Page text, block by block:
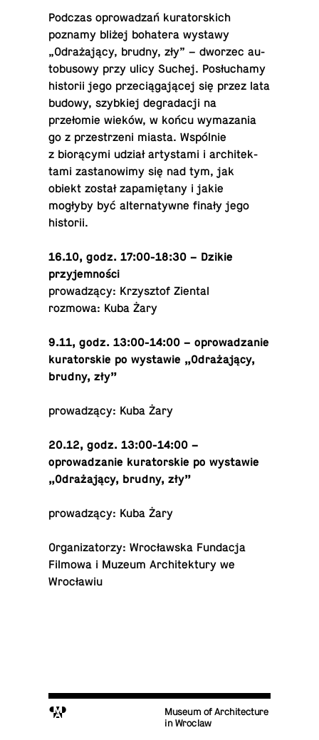
Podczas oprowadzań ku­ra­tors­kich
poznamy bliżej bo­hat­era wystawy
„Odrażający, brudny, zły” – dworzec au­
to­bu­sowy przy ulicy Suchej. Posłuchamy
his­torii jego przeciągającej się przez lata
budowy, szy­bkiej degradacji na
przełomie wieków, w końcu wymaza­nia
go z przestrzeni miasta. Wspólnie
z biorącymi udział artys­tami i ar­chitek­
tami za­s­tanow­imy się nad tym, jak
obiekt został zapamiętany i jakie
mogłyby być al­ter­naty­wne finały jego
historii.
16.10, godz. 17:00-18:30 – Dzikie
przyjemności
prowadzący: Krzysztof Ziental
rozmowa: Kuba Żary
9.11, godz. 13:00-14:00 – oprowadzanie
ku­ra­torskie po wys­tawie „Odrażający,
brudny, zły”
prowadzący: Kuba Żary
20.12, godz. 13:00-14:00 –
oprowadzanie ku­ra­torskie po wys­tawie
„Odrażający, brudny, zły”
prowadzący: Kuba Żary
Or­ga­ni­za­torzy: Wrocławska Fun­dacja
Filmowa i Muzeum Ar­chitek­tury we
Wrocławiu
M
Museum of Architecture
in Wroclaw